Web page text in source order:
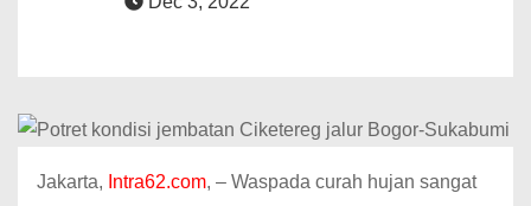
Jakarta, Intra62.com, – Waspada curah hujan sangat